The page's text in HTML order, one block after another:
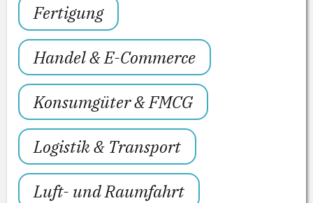
Fertigung
Handel & E-Commerce
Konsumgüter & FMCG
Logistik & Transport
Luft- und Raumfahrt